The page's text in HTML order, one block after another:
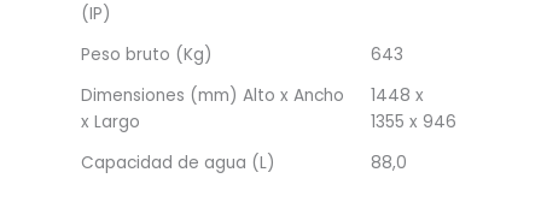
(IP)
Peso bruto (Kg)
643
Dimensiones (mm) Alto x Ancho
x Largo
1448 x
1355 x 946
Capacidad de agua (L)
88,0